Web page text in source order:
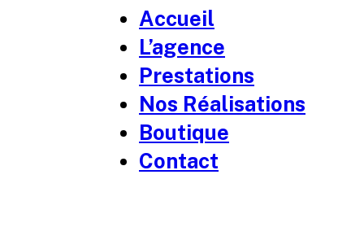
Accueil
L’agence
Prestations
Nos Réalisations
Boutique
Contact